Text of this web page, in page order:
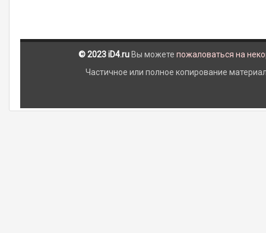
© 2023 iD4.ru Вы можете пожаловаться на
Частичное или полное копирование